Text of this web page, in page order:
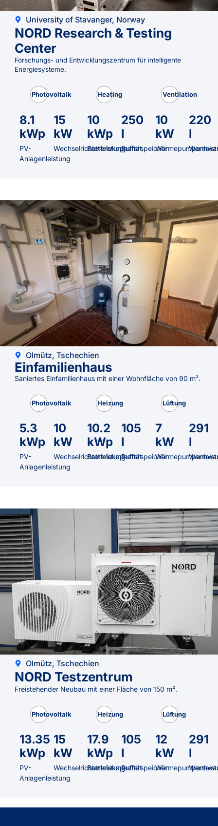
University of Stavanger, Norway
NORD Research & Testing
Center
Forschungs- und Entwicklungszentrum für intelligente
Energiesysteme.
Photovoltaik Heating Ventilation
8.1
kWp
PV-
Anlagenleistung
15
kW
Wechselrichterleistung
10
kWp
Batteriekapazität
250
l
Pufferspeicher
10
kW
220
l
Olmütz, Tschechien
Einfamilienhaus
Saniertes Einfamilienhaus mit einer Wohnfläche von 90 m².
Photovoltaik Heizung Lüftung
5.3
kWp
PV-
Anlagenleistung
10
kW
Wechselrichterleistung
10.2
kWp
Batteriekapazität
105
l
Pufferspeicher
7
kW
291
l
Olmütz, Tschechien
NORD Testzentrum
Freistehender Neubau mit einer Fläche von 150 m².
Photovoltaik Heizung Lüftung
13.35
kWp
PV-
Anlagenleistung
15
kW
Wechselrichterleistung
17.9
kWp
Batteriekapazität
105
l
Pufferspeicher
12
kW
291
l